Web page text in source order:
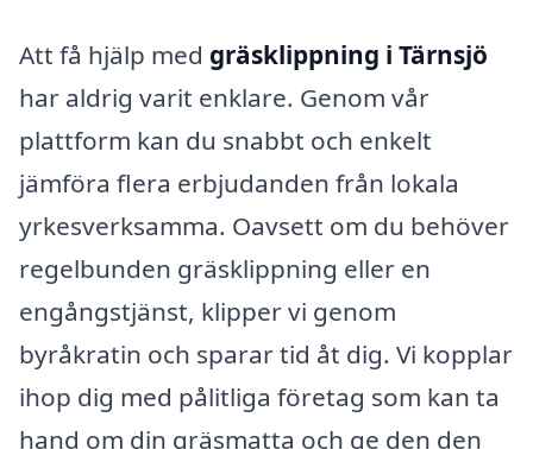
Att få hjälp med gräsklippning i Tärnsjö
har aldrig varit enklare. Genom vår
plattform kan du snabbt och enkelt
jämföra flera erbjudanden från lokala
yrkesverksamma. Oavsett om du behöver
regelbunden gräsklippning eller en
engångstjänst, klipper vi genom
byråkratin och sparar tid åt dig. Vi kopplar
ihop dig med pålitliga företag som kan ta
hand om din gräsmatta och ge den den